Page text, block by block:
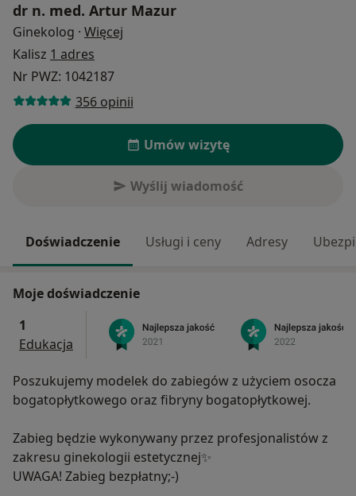
dr n. med. Artur Mazur
Ginekolog · Więcej
Kalisz 1 adres
Nr PWZ: 1042187
356 opinii
Umów wizytę
Wyślij wiadomość
Doświadczenie Usługi i ceny Adresy
Moje doświadczenie
1
Edukacja
Poszukujemy modelek do zabiegów z użyciem osocza
bogatopłytkowego oraz fibryny bogatopłytkowej.
Zabieg będzie wykonywany przez profesjonalistów z
zakresu ginekologii estetycznej✨
UWAGA! Zabieg bezpłatny;-)